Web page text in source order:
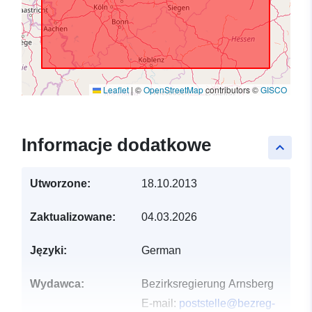
Leaflet|©OpenStreetMapcontributors ©GISCO
keyboard_arrow_up
Informacje dodatkowe
Utworzone: 18.10.2013
Zaktualizowane: 04.03.2026
Języki: German
Wydawca:
Bezirksregierung Arnsberg
E-mail: poststelle@bezreg-